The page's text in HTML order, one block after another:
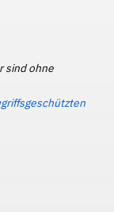
sind ohne